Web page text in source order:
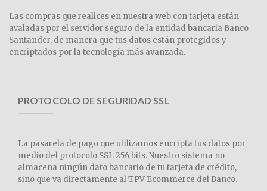
Las compras que realices en nuestra web con tarjeta están
avaladas por el servidor seguro de la entidad bancaria Banco
Santander, de manera que tus datos están protegidos y
encriptados por la tecnología más avanzada.
PROTOCOLO DE SEGURIDAD SSL
La pasarela de pago que utilizamos encripta tus datos por
medio del protocolo SSL 256 bits. Nuestro sistema no
almacena ningún dato bancario de tu tarjeta de crédito,
sino que va directamente al TPV Ecommerce del Banco.